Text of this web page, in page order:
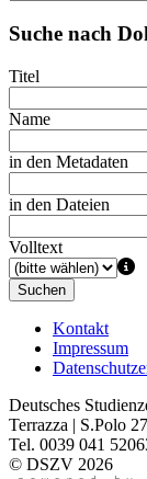
Suche nach
Titel
Name
in den Metadaten
in den Dateien
Volltext
Suchen
Kontakt
Impressum
Deutsches
Terrazza | S.Polo
Tel. 0039 041
© DSZV 2026